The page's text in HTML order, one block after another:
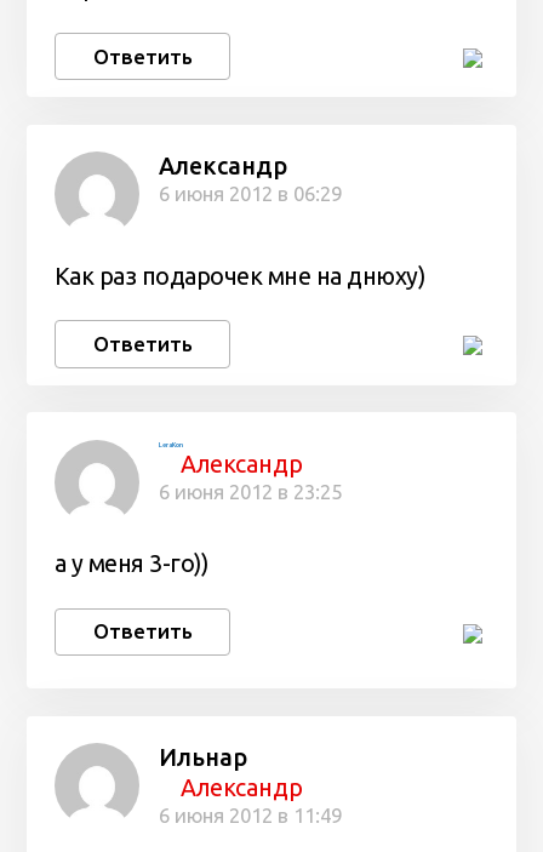
Ответить
Александр
6 июня 2012 в 06:29
Как раз подарочек мне на днюху)
Ответить
LeraKon
Александр
6 июня 2012 в 23:25
а у меня 3-го))
Ответить
Ильнар
Александр
6 июня 2012 в 11:49